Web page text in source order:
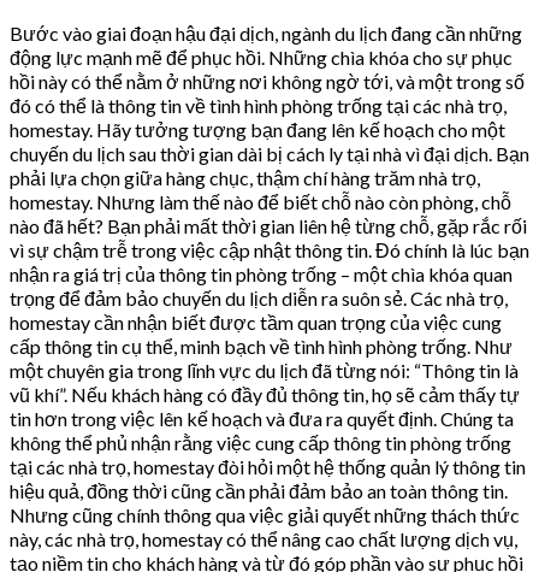
Bước vào giai đoạn hậu đại dịch, ngành du lịch đang cần những
động lực mạnh mẽ để phục hồi. Những chìa khóa cho sự phục
hồi này có thể nằm ở những nơi không ngờ tới, và một trong số
đó có thể là thông tin về tình hình phòng trống tại các nhà trọ,
homestay. Hãy tưởng tượng bạn đang lên kế hoạch cho một
chuyến du lịch sau thời gian dài bị cách ly tại nhà vì đại dịch. Bạn
phải lựa chọn giữa hàng chục, thậm chí hàng trăm nhà trọ,
homestay. Nhưng làm thế nào để biết chỗ nào còn phòng, chỗ
nào đã hết? Bạn phải mất thời gian liên hệ từng chỗ, gặp rắc rối
vì sự chậm trễ trong việc cập nhật thông tin. Đó chính là lúc bạn
nhận ra giá trị của thông tin phòng trống – một chìa khóa quan
trọng để đảm bảo chuyến du lịch diễn ra suôn sẻ. Các nhà trọ,
homestay cần nhận biết được tầm quan trọng của việc cung
cấp thông tin cụ thể, minh bạch về tình hình phòng trống. Như
một chuyên gia trong lĩnh vực du lịch đã từng nói: “Thông tin là
vũ khí”. Nếu khách hàng có đầy đủ thông tin, họ sẽ cảm thấy tự
tin hơn trong việc lên kế hoạch và đưa ra quyết định. Chúng ta
không thể phủ nhận rằng việc cung cấp thông tin phòng trống
tại các nhà trọ, homestay đòi hỏi một hệ thống quản lý thông tin
hiệu quả, đồng thời cũng cần phải đảm bảo an toàn thông tin.
Nhưng cũng chính thông qua việc giải quyết những thách thức
này, các nhà trọ, homestay có thể nâng cao chất lượng dịch vụ,
tạo niềm tin cho khách hàng và từ đó góp phần vào sự phục hồi